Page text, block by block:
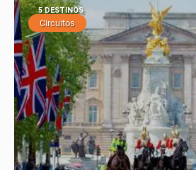
5 DESTINOS
Circuitos